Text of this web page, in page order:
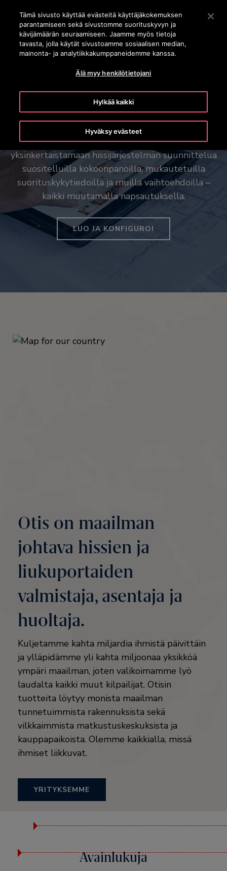
Siirry pääsisältöön painamalla Enter
HAE
Sinun visiosi liikenteessä
Otis Create -työkalumme auttaa
yksinkertaistamaan hissijärjestelmän suunnittelua
suositelluilla kokoonpanoilla, mukautetuilla
suorituskykytiedoilla ja muilla vaihtoehdoilla –
kaikki muutamalla napsautuksella.
LUO JA KONFIGUROI
Otis on maailman
johtava hissien ja
liukuportaiden
valmistaja, asentaja ja
huoltaja.
Kuljetamme kahta miljardia ihmistä päivittäin
ja ylläpidämme yli kahta miljoonaa yksikköä
ympäri maailman, joten valikoimamme lyö
laudalta kaikki muut kilpailijat. Otisin
tuotteita löytyy monista maailman
tunnetuimmista rakennuksista sekä
vilkkaimmista matkustuskeskuksista ja
kauppapaikoista. Olemme kaikkialla, missä
ihmiset liikkuvat.
YRITYKSEMME
Avainlukuja
Tämä sivusto käyttää evästeitä käyttäjäkokemuksen
parantamiseen sekä sivustomme suorituskyvyn ja
kävijämäärän seuraamiseen. Jaamme myös tietoja
tavasta, jolla käytät sivustoamme sosiaalisen median,
mainonta- ja analytiikkakumppaneidemme kanssa.
Älä myy henkilötietojani
Hylkää kaikki
Hyväksy evästeet